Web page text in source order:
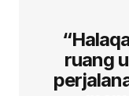
ruang